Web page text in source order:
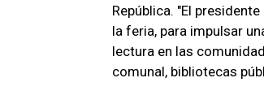
República. "El
la feria, para impulsar
lectura en las
comunal, bibliotecas